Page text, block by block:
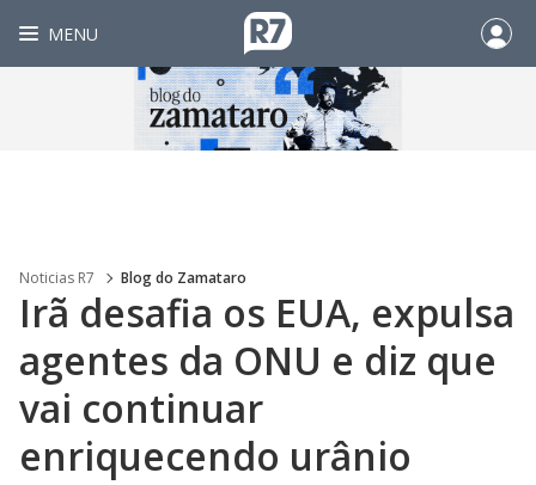
MENU
Noticias R7 Blog do Zamataro
Irã desafia os EUA, expulsa
agentes da ONU e diz que
vai continuar
enriquecendo urânio